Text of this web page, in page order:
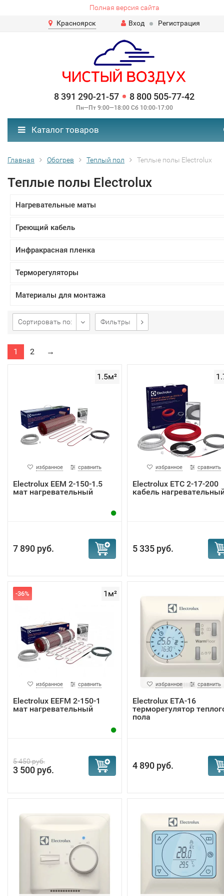
Полная версия сайта
Красноярск
Вход Регистрация
8 391 290-21-57 8 800 505-77-42
Пн—Пт 9:00—18:00 Сб 10:00-17:00
Каталог товаров
Главная Обогрев Теплый пол Теплые полы Electrolux
Теплые полы Electrolux
Нагревательные маты
Греющий кабель
Инфракрасная пленка
Терморегуляторы
Материалы для монтажа
Сортировать по: Фильтры
1 2 →
1.5м²
избранное сравнить
Electrolux EEM 2-150-1.5
мат нагревательный
7 890 руб.
избранное сравнить
Electrolux ETC 2-17-200
кабель
5 335 руб.
1м²
-36%
избранное сравнить
Electrolux EEFM 2-150-1
мат нагревательный
5 450 руб.
3 500 руб.
избранное сравнить
Electrolux ETA-16
терморегулятор
пола
4 890 руб.